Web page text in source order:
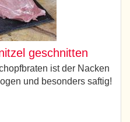
geschnitten
ist der Nacken
und besonders saftig!